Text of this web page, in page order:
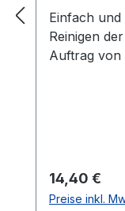
Einfach
Reinigen
Auftrag von
Regulärer
14,40 €
Preise inkl.